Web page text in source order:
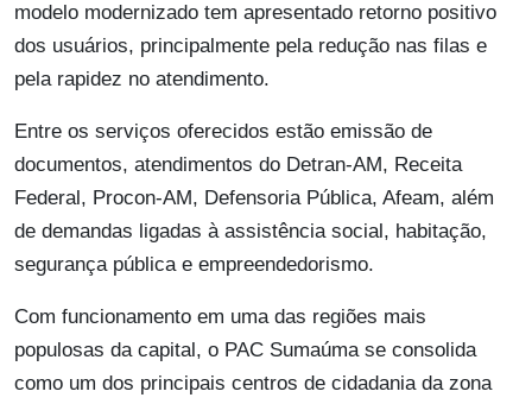
modelo modernizado tem apresentado retorno positivo
dos usuários, principalmente pela redução nas filas e
pela rapidez no atendimento.
Entre os serviços oferecidos estão emissão de
documentos, atendimentos do Detran-AM, Receita
Federal, Procon-AM, Defensoria Pública, Afeam, além
de demandas ligadas à assistência social, habitação,
segurança pública e empreendedorismo.
Com funcionamento em uma das regiões mais
populosas da capital, o PAC Sumaúma se consolida
como um dos principais centros de cidadania da zona